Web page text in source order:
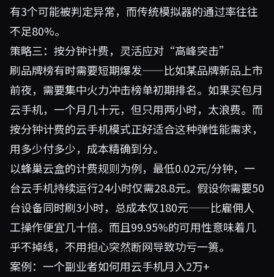
有3个可能被判定异常，而传统模拟器的通过率往往
不足80%。
策略三：按分钟计费，灵活应对“高峰突击”
刷品牌榜有时需要短期爆发——比如某品牌新品上市
前夜，需要集中火力冲击榜单初期排名。如果买包月
云手机，一个月几十元，但只用两小时，太浪费。而
按分钟计费的云手机模式正好适合这种弹性能需求，
用多少付多少，成本精确到分。
以蜂巢云盒的计费规则为例，最低0.02元/分钟，一
台云手机持续运行24小时仅需28.8元。假设你需要50
台设备同时刷3小时，总成本仅180元——比雇佣人
工操作便宜几十倍。而且99.95%的可用性意味着几
乎不掉线，不用担心突然断网导致功亏一篑。
案例：一个副业者如何用云手机月入2万+